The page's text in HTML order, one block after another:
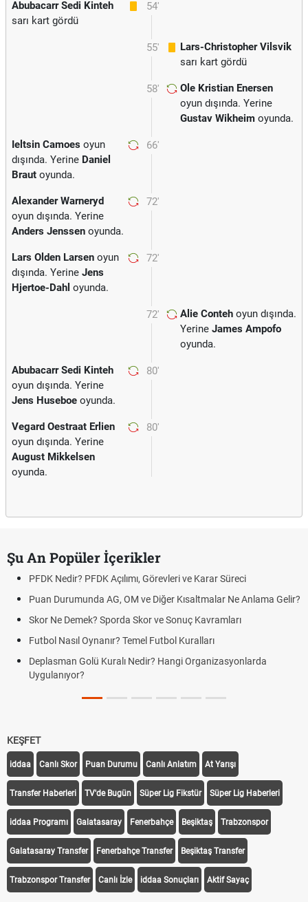
54'
Abubacarr Sedi Kinteh
sarı kart gördü
55'
Lars-Christopher Vilsvik
sarı kart gördü
58'
Ole Kristian Enersen
oyun dışında. Yerine
Gustav Wikheim oyunda.
66'
Ieltsin Camoes oyun
dışında. Yerine Daniel
Braut oyunda.
72'
Alexander Warneryd
oyun dışında. Yerine
Anders Jenssen oyunda.
72'
Lars Olden Larsen oyun
dışında. Yerine Jens
Hjertoe-Dahl oyunda.
72' Alie Conteh oyun dışında.
Yerine James Ampofo
oyunda.
80'
Abubacarr Sedi Kinteh
oyun dışında. Yerine
Jens Huseboe oyunda.
80'
Vegard Oestraat Erlien
oyun dışında. Yerine
August Mikkelsen
oyunda.
Şu An Popüler İçerikler
PFDK Nedir? PFDK Açılımı, Görevleri ve Karar Süreci
Puan Durumunda AG, OM ve Diğer Kısaltmalar Ne Anlama Gelir?
Skor Ne Demek? Sporda Skor ve Sonuç Kavramları
Futbol Nasıl Oynanır? Temel Futbol Kuralları
Deplasman Golü Kuralı Nedir? Hangi Organizasyonlarda
Uygulanıyor?
KEŞFET
iddaa Canlı Skor Puan Durumu Canlı Anlatım At Yarışı
Transfer Haberleri TV'de Bugün Süper Lig Fikstür Süper Lig Haberleri
iddaa Programı Galatasaray Fenerbahçe Beşiktaş Trabzonspor
Galatasaray Transfer Fenerbahçe Transfer Beşiktaş Transfer
Trabzonspor Transfer Canlı İzle iddaa Sonuçları Aktif Sayaç